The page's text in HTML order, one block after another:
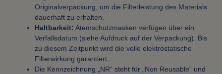
Originalverpackung, um die Filterleistung des Materials
dauerhaft zu erhalten.
Haltbarkeit: Atemschutzmasken verfügen über ein
Verfallsdatum (siehe Aufdruck auf der Verpackung). Bis
zu diesem Zeitpunkt wird die volle elektrostatische
Filterwirkung garantiert.
Die Kennzeichnung „NR“ steht für „Non Reusable“ und